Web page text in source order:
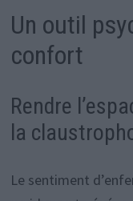
Un outil
confort
Rendre
la
Le sentiment